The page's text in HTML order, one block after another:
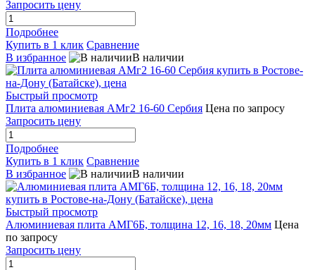
Запросить цену
Подробнее
Купить в 1 клик Сравнение
В избранное
В наличии
Быстрый просмотр
Плита алюминиевая АМг2 16-60 Сербия Цена по запросу
Запросить цену
Подробнее
Купить в 1 клик Сравнение
В избранное
В наличии
Быстрый просмотр
Алюминиевая плита АМГ6Б, толщина 12, 16, 18, 20мм Цена
по запросу
Запросить цену